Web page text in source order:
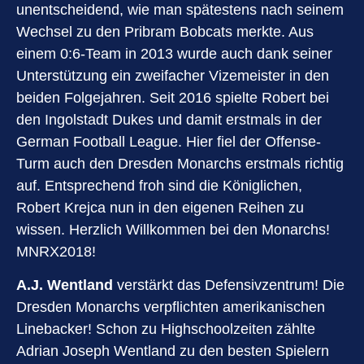
unentscheidend, wie man spätestens nach seinem
Wechsel zu den Pribram Bobcats merkte. Aus
einem 0:6-Team in 2013 wurde auch dank seiner
Unterstützung ein zweifacher Vizemeister in den
beiden Folgejahren. Seit 2016 spielte Robert bei
den Ingolstadt Dukes und damit erstmals in der
German Football League. Hier fiel der Offense-
Turm auch den Dresden Monarchs erstmals richtig
auf. Entsprechend froh sind die Königlichen,
Robert Krejca nun in den eigenen Reihen zu
wissen. Herzlich Willkommen bei den Monarchs!
MNRX2018!
A.J. Wentland verstärkt das Defensivzentrum! Die
Dresden Monarchs verpflichten amerikanischen
Linebacker! Schon zu Highschoolzeiten zählte
Adrian Joseph Wentland zu den besten Spielern